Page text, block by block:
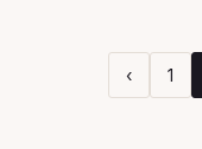
‹ 1